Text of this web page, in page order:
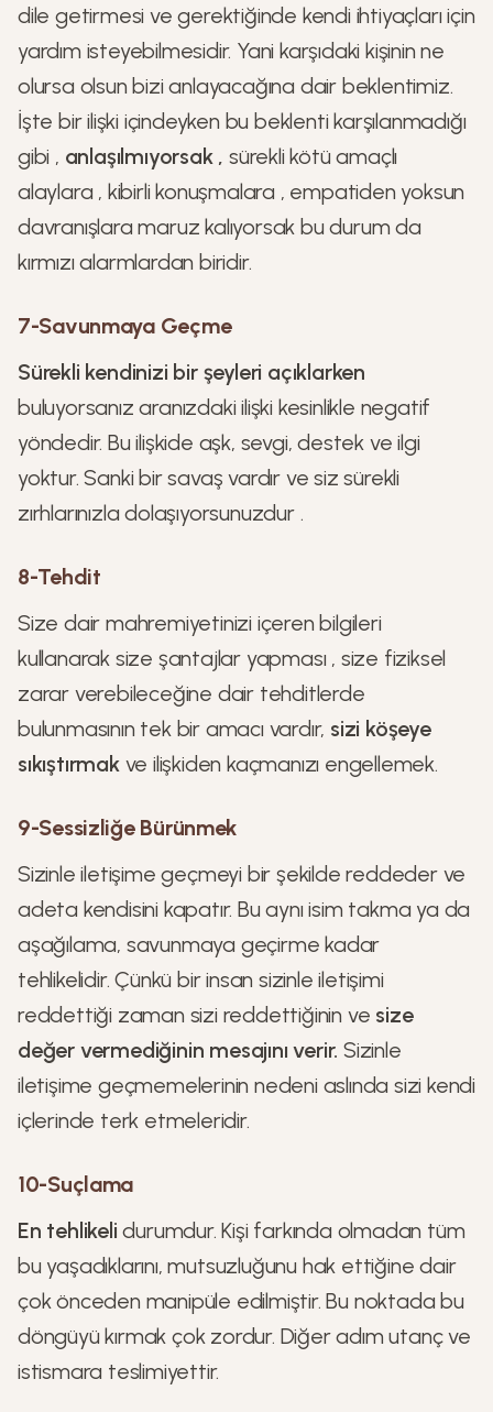
dile getirmesi ve gerektiğinde kendi ihtiyaçları için
yardım isteyebilmesidir. Yani karşıdaki kişinin ne
olursa olsun bizi anlayacağına dair beklentimiz.
İşte bir ilişki içindeyken bu beklenti karşılanmadığı
gibi , anlaşılmıyorsak ,sürekli kötü amaçlı
alaylara , kibirli konuşmalara , empatiden yoksun
davranışlara maruz kalıyorsak bu durum da
kırmızı alarmlardan biridir.
7-Savunmaya Geçme
Sürekli kendinizi bir şeyleri açıklarken
buluyorsanız aranızdaki ilişki kesinlikle negatif
yöndedir. Bu ilişkide aşk, sevgi, destek ve ilgi
yoktur. Sanki bir savaş vardır ve siz sürekli
zırhlarınızla dolaşıyorsunuzdur .
8-Tehdit
Size dair mahremiyetinizi içeren bilgileri
kullanarak size şantajlar yapması , size fiziksel
zarar verebileceğine dair tehditlerde
bulunmasının tek bir amacı vardır, sizi köşeye
sıkıştırmakve ilişkiden kaçmanızı engellemek.
9-Sessizliğe Bürünmek
Sizinle iletişime geçmeyi bir şekilde reddeder ve
adeta kendisini kapatır. Bu aynı isim takma ya da
aşağılama, savunmaya geçirme kadar
tehlikelidir. Çünkü bir insan sizinle iletişimi
reddettiği zaman sizi reddettiğinin ve size
değer vermediğinin mesajını verir. Sizinle
iletişime geçmemelerinin nedeni aslında sizi kendi
içlerinde terk etmeleridir.
10-Suçlama
En tehlikelidurumdur. Kişi farkında olmadan tüm
bu yaşadıklarını, mutsuzluğunu hak ettiğine dair
çok önceden manipüle edilmiştir. Bu noktada bu
döngüyü kırmak çok zordur. Diğer adım utanç ve
istismara teslimiyettir.